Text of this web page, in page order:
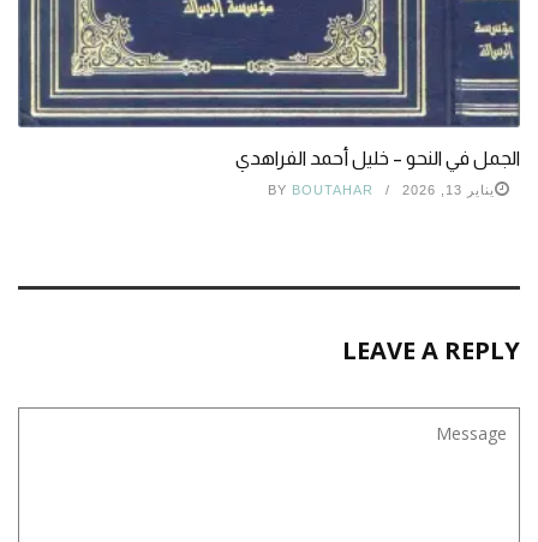
الجمل في النحو – خليل أحمد الفراهدي
يناير 13, 2026 BY BOUTAHAR
LEAVE A REPLY